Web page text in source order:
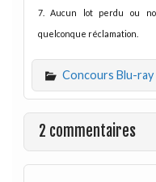
7. Aucun lot perdu ou
quelconque réclamation.
Concours Blu-ray
2 commentaires